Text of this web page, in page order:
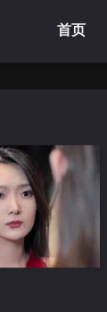
首页